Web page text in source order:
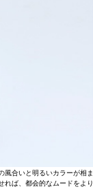
風合いと明るいカラーが相ま
れば、都会的なムードをより